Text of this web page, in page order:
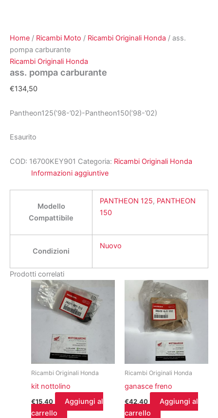
Home / Ricambi Moto / Ricambi Originali Honda / ass.
pompa carburante
Ricambi Originali Honda
ass. pompa carburante
€134,50
Pantheon125(’98-’02)-Pantheon150(’98-’02)
Esaurito
COD: 16700KEY901 Categoria: Ricambi Originali Honda
Informazioni aggiuntive
Modello
Compattibile
PANTHEON 125, PANTHEON
150
Condizioni
Nuovo
Prodotti correlati
Ricambi Originali Honda
kit nottolino
€15,40
Aggiungi al
carrello
Ricambi Originali Honda
ganasce freno
€42,40
Aggiungi al
carrello